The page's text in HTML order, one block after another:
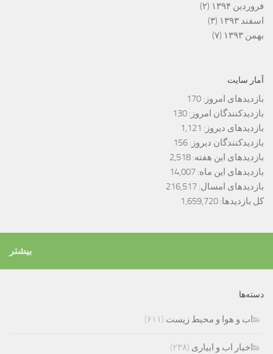
فروردین ۱۳۹۴
(۲)
اسفند ۱۳۹۳
(۳)
بهمن ۱۳۹۳
(۷)
آمار سایت
بازدیدهای امروز: 170
بازدیدکنندگان امروز: 130
بازدیدهای دیروز: 1,121
بازدیدکنندگان دیروز: 156
بازدیدهای این هفته: 2,518
بازدیدهای این ماه: 14,007
بازدیدهای امسال: 216,517
کل بازدیدها: 1,659,720
بیشتر
دسته‌ها
اب و هوا و محیط زیست (۶۱۱)
اخبار اب و ابیاری (۲۳۸)